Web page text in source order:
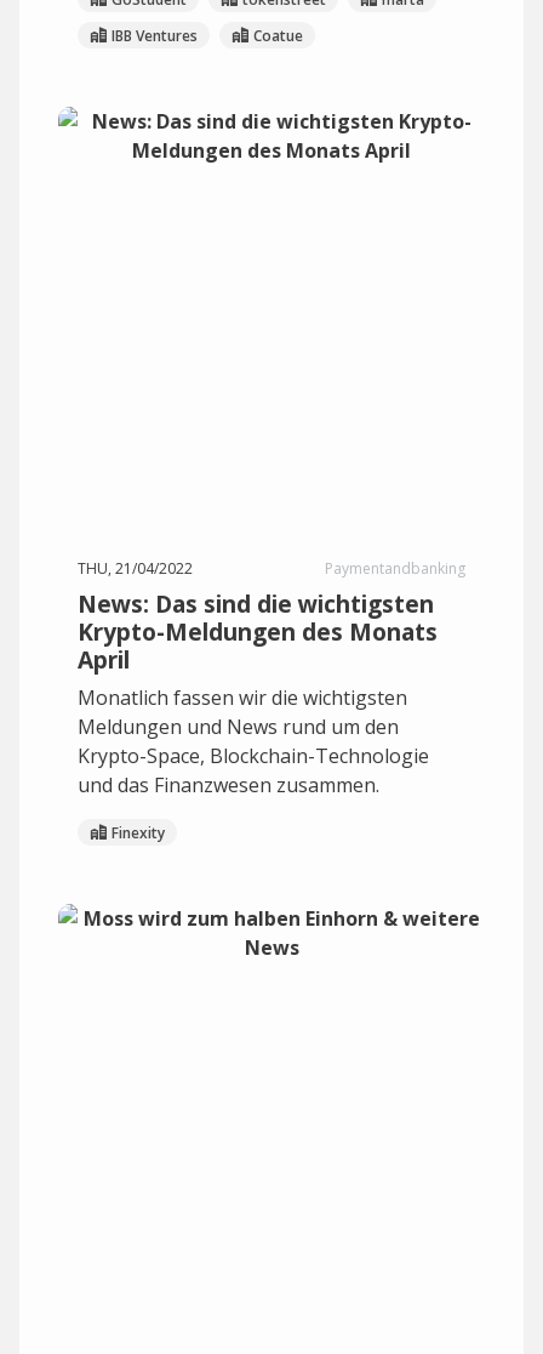
IBB Ventures
Coatue
THU, 21/04/2022 Paymentandbanking
News: Das sind die wichtigsten
Krypto-Meldungen des Monats
April
Monatlich fassen wir die wichtigsten
Meldungen und News rund um den
Krypto-Space, Blockchain-Technologie
und das Finanzwesen zusammen.
Finexity